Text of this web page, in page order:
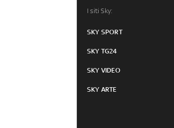
I siti Sky:
SKY SPORT
SKY TG24
SKY VIDEO
SKY ARTE